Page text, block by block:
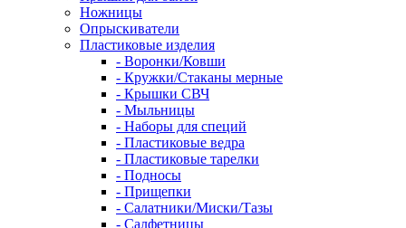
Ножницы
Опрыскиватели
Пластиковые изделия
- Воронки/Ковши
- Кружки/Стаканы мерные
- Крышки СВЧ
- Мыльницы
- Наборы для специй
- Пластиковые ведра
- Пластиковые тарелки
- Подносы
- Прищепки
- Салатники/Миски/Тазы
- Салфетницы